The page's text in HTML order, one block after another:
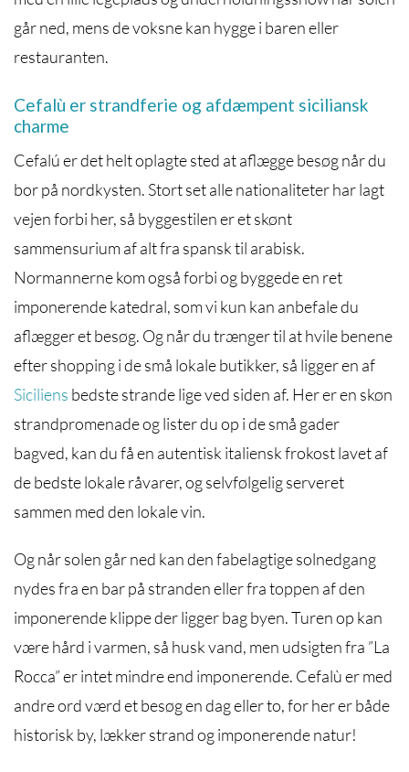
går ned, mens de voksne kan hygge i baren eller
restauranten.
Cefalù er strandferie og afdæmpent siciliansk
charme
Cefalú er det helt oplagte sted at aflægge besøg når du
bor på nordkysten. Stort set alle nationaliteter har lagt
vejen forbi her, så byggestilen er et skønt
sammensurium af alt fra spansk til arabisk.
Normannerne kom også forbi og byggede en ret
imponerende katedral, som vi kun kan anbefale du
aflægger et besøg. Og når du trænger til at hvile benene
efter shopping i de små lokale butikker, så ligger en af
Siciliens bedste strande lige ved siden af. Her er en skøn
strandpromenade og lister du op i de små gader
bagved, kan du få en autentisk italiensk frokost lavet af
de bedste lokale råvarer, og selvfølgelig serveret
sammen med den lokale vin.
Og når solen går ned kan den fabelagtige solnedgang
nydes fra en bar på stranden eller fra toppen af den
imponerende klippe der ligger bag byen. Turen op kan
være hård i varmen, så husk vand, men udsigten fra ”La
Rocca” er intet mindre end imponerende. Cefalù er med
andre ord værd et besøg en dag eller to, for her er både
historisk by, lækker strand og imponerende natur!